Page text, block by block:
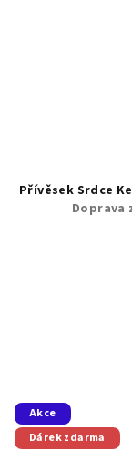
Přívěsek Srdce
Doprava
Akce
Dárek zdarma